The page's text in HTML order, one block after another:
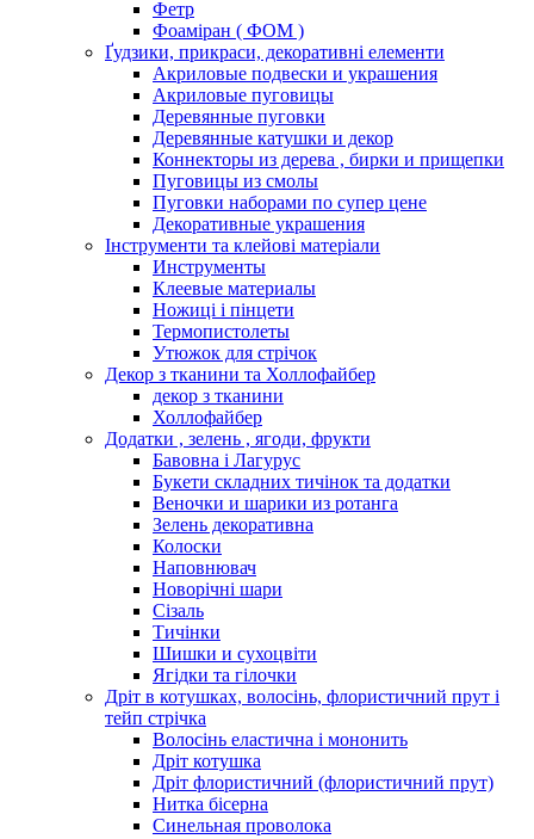
Фетр
Фоаміран ( ФОМ )
Ґудзики, прикраси, декоративні елементи
Акриловые подвески и украшения
Акриловые пуговицы
Деревянные пуговки
Деревянные катушки и декор
Коннекторы из дерева , бирки и прищепки
Пуговицы из смолы
Пуговки наборами по супер цене
Декоративные украшения
Інструменти та клейові матеріали
Инструменты
Клеевые материалы
Ножиці і пінцети
Термопистолеты
Утюжок для стрічок
Декор з тканини та Холлофайбер
декор з тканини
Холлофайбер
Додатки , зелень , ягоди, фрукти
Бавовна і Лагурус
Букети складних тичінок та додатки
Веночки и шарики из ротанга
Зелень декоративна
Колоски
Наповнювач
Новорічні шари
Сізаль
Тичінки
Шишки и сухоцвіти
Ягідки та гілочки
Дріт в котушках, волосінь, флористичний прут і
тейп стрічка
Волосінь еластична і мононить
Дріт котушка
Дріт флористичний (флористичний прут)
Нитка бісерна
Синельная проволока